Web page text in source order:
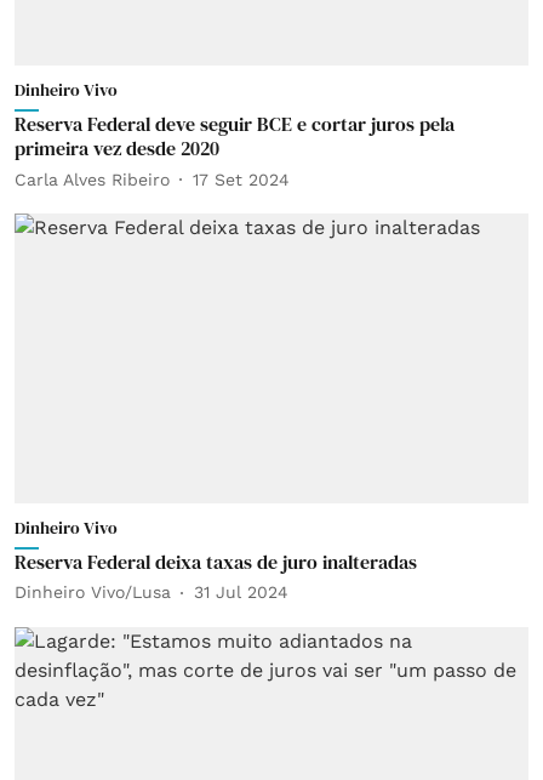
Dinheiro Vivo
Reserva Federal deve seguir BCE e cortar juros pela
primeira vez desde 2020
Carla Alves Ribeiro 17 Set 2024
Dinheiro Vivo
Reserva Federal deixa taxas de juro inalteradas
Dinheiro Vivo/Lusa 31 Jul 2024